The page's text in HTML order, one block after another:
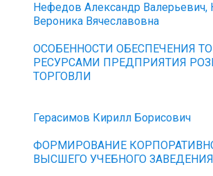
Нефедов Александр Валерьевич,
Вероника Вячеславовна
ОСОБЕННОСТИ ОБЕСПЕЧЕНИЯ
РЕСУРСАМИ ПРЕДПРИЯТИЯ
ТОРГОВЛИ
Герасимов Кирилл Борисович
ФОРМИРОВАНИЕ
ВЫСШЕГО УЧЕБНОГО ЗАВЕДЕНИЯ